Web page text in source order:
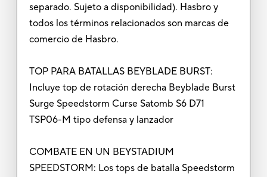
separado. Sujeto a disponibilidad). Hasbro y
todos los términos relacionados son marcas de
comercio de Hasbro.
TOP PARA BATALLAS BEYBLADE BURST:
Incluye top de rotación derecha Beyblade Burst
Surge Speedstorm Curse Satomb S6 D71
TSP06-M tipo defensa y lanzador
COMBATE EN UN BEYSTADIUM
SPEEDSTORM: Los tops de batalla Speedstorm